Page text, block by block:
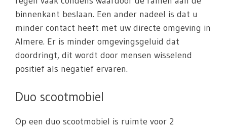
binnenkant beslaan. Een ander nadeel is dat u
minder contact heeft met uw directe omgeving in
Almere. Er is minder omgevingsgeluid dat
doordringt, dit wordt door mensen wisselend
positief als negatief ervaren.
Duo scootmobiel
Op een duo scootmobiel is ruimte voor 2